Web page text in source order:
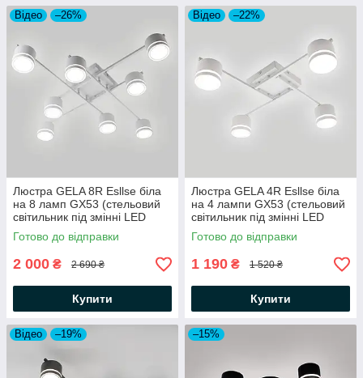
Відео –26%
Люстра GELA 8R Esllse бiла
на 8 ламп GX53 (стельовий
світильник під змінні LED
лампи) 820x820x140мм
Готово до відправки
2 000 ₴ 2 690 ₴
Купити
Відео –22%
Люстра GELA 4R Esllse бiла
на 4 лампи GX53 (стельовий
світильник під змінні LED
лампи) 600x600x120мм
Готово до відправки
1 190 ₴ 1 520 ₴
Купити
Відео –19% –15%